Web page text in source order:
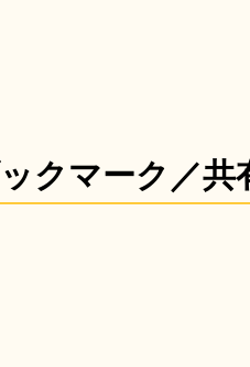
クマーク／共